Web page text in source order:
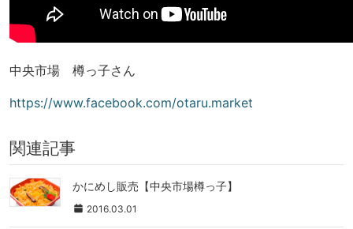
中央市場 樽っ子さん
https://www.facebook.com/otaru.market
関連記事
かにめし販売【中央市場樽っ子】
2016.03.01